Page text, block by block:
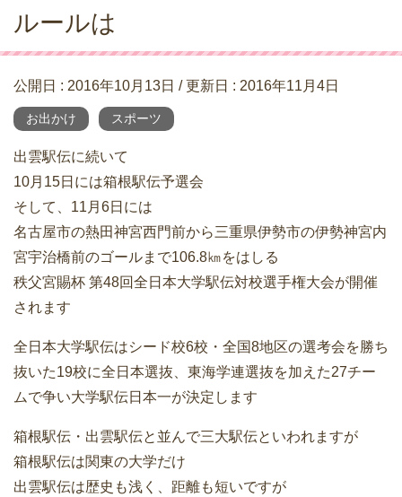
ルールは
公開日 : 2016年10月13日 / 更新日 : 2016年11月4日
お出かけ スポーツ
出雲駅伝に続いて
10月15日には箱根駅伝予選会
そして、11月6日には
名古屋市の熱田神宮西門前から三重県伊勢市の伊勢神宮内
宮宇治橋前のゴールまで106.8㎞をはしる
秩父宮賜杯 第48回全日本大学駅伝対校選手権大会が開催
されます
全日本大学駅伝はシード校6校・全国8地区の選考会を勝ち
抜いた19校に全日本選抜、東海学連選抜を加えた27チー
ムで争い大学駅伝日本一が決定します
箱根駅伝・出雲駅伝と並んで三大駅伝といわれますが
箱根駅伝は関東の大学だけ
出雲駅伝は歴史も浅く、距離も短いですが